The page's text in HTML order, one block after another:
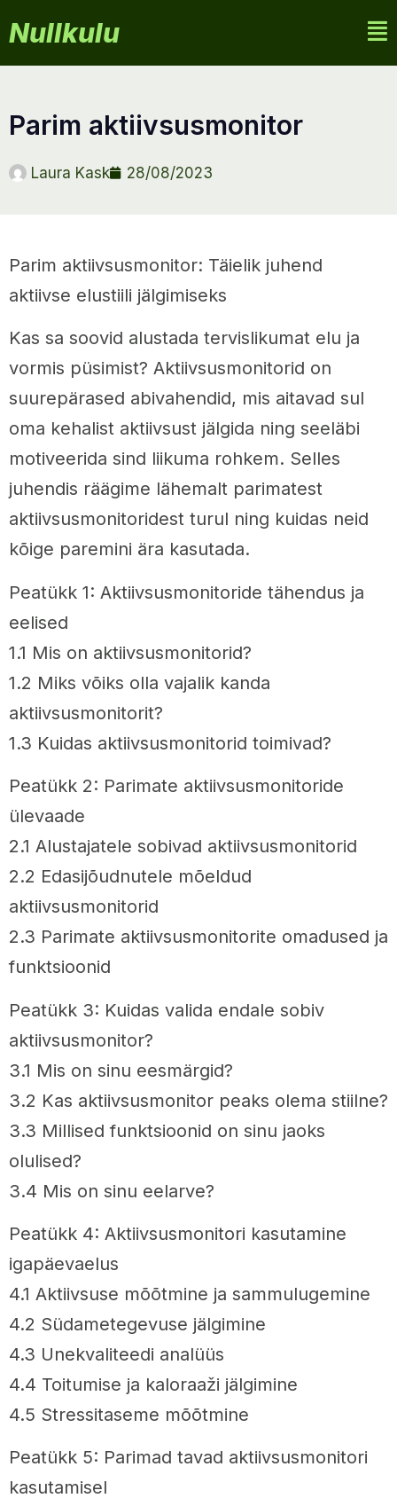
Nullkulu
parim aktiivsusmonitor
Laura Kask 28/08/2023
Parim aktiivsusmonitor: Täielik juhend
aktiivse elustiili jälgimiseks
Kas sa soovid alustada tervislikumat elu ja
vormis püsimist? Aktiivsusmonitorid on
suurepärased abivahendid, mis aitavad sul
oma kehalist aktiivsust jälgida ning seeläbi
motiveerida sind liikuma rohkem. Selles
juhendis räägime lähemalt parimatest
aktiivsusmonitoridest turul ning kuidas neid
kõige paremini ära kasutada.
Peatükk 1: Aktiivsusmonitoride tähendus ja
eelised
1.1 Mis on aktiivsusmonitorid?
1.2 Miks võiks olla vajalik kanda
aktiivsusmonitorit?
1.3 Kuidas aktiivsusmonitorid toimivad?
Peatükk 2: Parimate aktiivsusmonitoride
ülevaade
2.1 Alustajatele sobivad aktiivsusmonitorid
2.2 Edasijõudnutele mõeldud
aktiivsusmonitorid
2.3 Parimate aktiivsusmonitorite omadused ja
funktsioonid
Peatükk 3: Kuidas valida endale sobiv
aktiivsusmonitor?
3.1 Mis on sinu eesmärgid?
3.2 Kas aktiivsusmonitor peaks olema stiilne?
3.3 Millised funktsioonid on sinu jaoks
olulised?
3.4 Mis on sinu eelarve?
Peatükk 4: Aktiivsusmonitori kasutamine
igapäevaelus
4.1 Aktiivsuse mõõtmine ja sammulugemine
4.2 Südametegevuse jälgimine
4.3 Unekvaliteedi analüüs
4.4 Toitumise ja kaloraaži jälgimine
4.5 Stressitaseme mõõtmine
Peatükk 5: Parimad tavad aktiivsusmonitori
kasutamisel